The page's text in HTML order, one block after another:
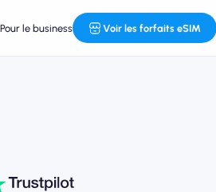
Pour le business Voir les forfaits eSIM